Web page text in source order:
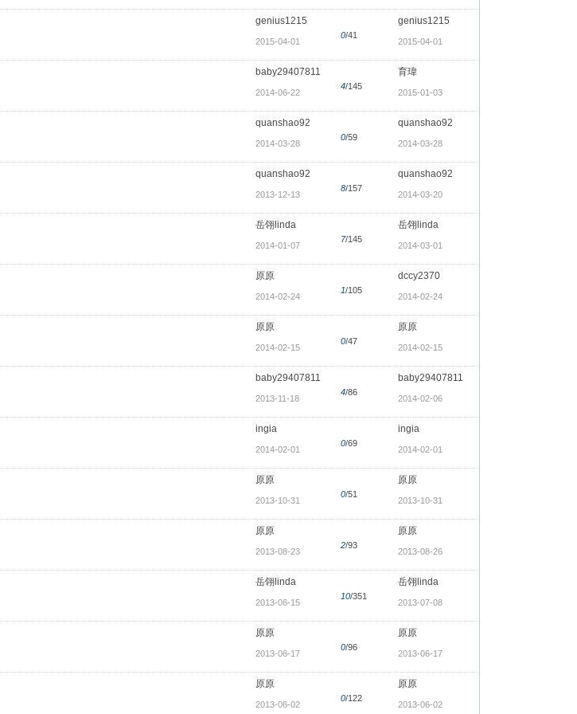
genius1215
2015-04-01
0/41
genius1215
2015-04-01
baby29407811
2014-06-22
4/145
育瑋
2015-01-03
quanshao92
2014-03-28
0/59
quanshao92
2014-03-28
quanshao92
2013-12-13
8/157
quanshao92
2014-03-20
岳翎linda
2014-01-07
7/145
岳翎linda
2014-03-01
原原
2014-02-24
1/105
dccy2370
2014-02-24
原原
2014-02-15
0/47
原原
2014-02-15
baby29407811
2013-11-18
4/86
baby29407811
2014-02-06
ingia
2014-02-01
0/69
ingia
2014-02-01
原原
2013-10-31
0/51
原原
2013-10-31
原原
2013-08-23
2/93
原原
2013-08-26
岳翎linda
2013-06-15
10/351
岳翎linda
2013-07-08
原原
2013-06-17
0/96
原原
2013-06-17
原原
2013-06-02
0/122
原原
2013-06-02